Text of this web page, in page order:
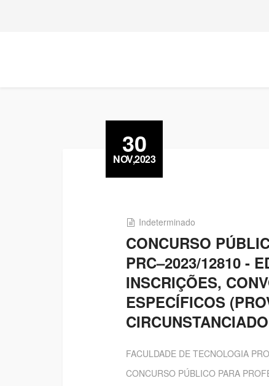
30
NOV,2023
Indeterminado
CONCURSO
PRC–2023/12810 -
INSCRIÇÕES,
ESPECÍFICOS
CIRCUNSTANCIADO
FACULDADE DE TECNOLOGIA
CONCURSO PÚBLICO PARA